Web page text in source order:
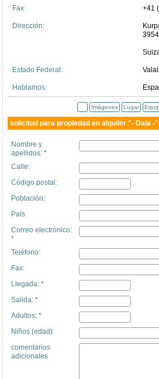
Fax: +41
Dirección:
Estado Federal:
Hablamos:
Imágenes Lugar
solicitud para propiedad en alquiler "- Dala -
Nombre y
apellidos: *
Calle:
Código postal:
Población:
País
Correo electrónico:
*
Teléfono:
Fax:
Llegada: *
Salida: *
Adultos: *
Niños (edad):
comentarios
adicionales